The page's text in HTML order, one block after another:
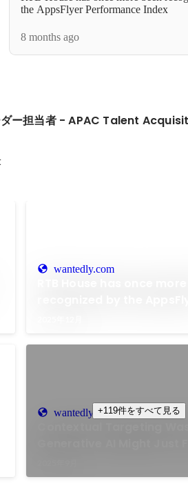
the AppsFlyer Performance Index
8 months ago
ダー担当者 - APAC Talent
wantedly.com
wantedly.com+119件をすべて見る